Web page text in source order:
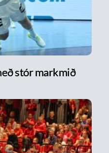
stór markmið